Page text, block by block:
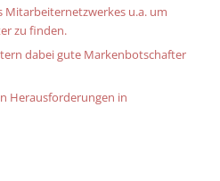
Mitarbeiternetzwerkes u.a. um
zu finden.
dabei gute Markenbotschafter
Herausforderungen in